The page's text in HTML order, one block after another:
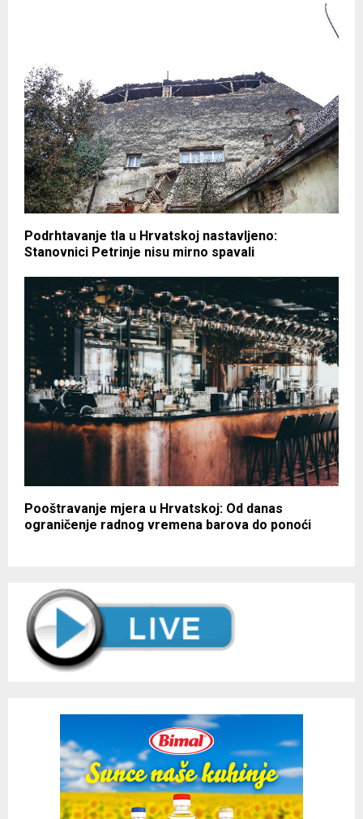
Podrhtavanje tla u Hrvatskoj nastavljeno:
Stanovnici Petrinje nisu mirno spavali
Pooštravanje mjera u Hrvatskoj: Od danas
ograničenje radnog vremena barova do ponoći